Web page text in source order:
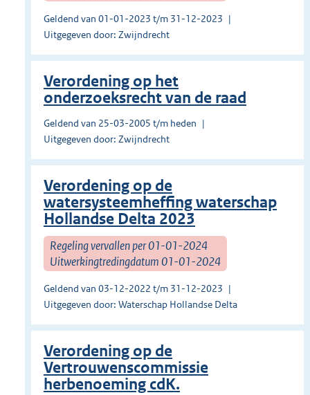
Geldend van 01-01-2023 t/m 31-12-2023
Uitgegeven door: Zwijndrecht
Verordening op het
onderzoeksrecht van de raad
Geldend van 25-03-2005 t/m heden
Uitgegeven door: Zwijndrecht
Verordening op de
watersysteemheffing waterschap
Hollandse Delta 2023
Regeling vervallen per 01-01-2024
Uitwerkingtredingdatum 01-01-2024
Geldend van 03-12-2022 t/m 31-12-2023
Uitgegeven door: Waterschap Hollandse Delta
Verordening op de
Vertrouwenscommissie
herbenoeming cdK.